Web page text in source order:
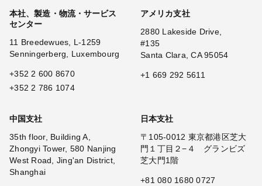
本社、製造・物流・サービス
センター
11 Breedewues, L-1259
Senningerberg, Luxembourg
+352 2 600 8670
+352 2 786 1074
アメリカ支社
2880 Lakeside Drive,
#135
Santa Clara, CA 95054
+1 669 292 5611
中国支社
35th floor, Building A,
Zhongyi Tower, 580 Nanjing
West Road, Jing'an District,
Shanghai
日本支社
〒105-0012 東京都港区芝大
門１丁目２−４ グランビズ
芝大門1階
+81 080 1680 0727